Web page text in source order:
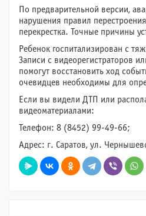
По предварительной версии,
нарушения правил
перекрестка. Точные причины
Ребенок госпитализирован с
Записи с видеорегистраторов
помогут восстановить ход
очевидцев необходимы для
Если вы видели ДТП или
видеоматериалами:
Телефон: 8 (8452) 99-49-66;
Адрес: г. Саратов, ул.